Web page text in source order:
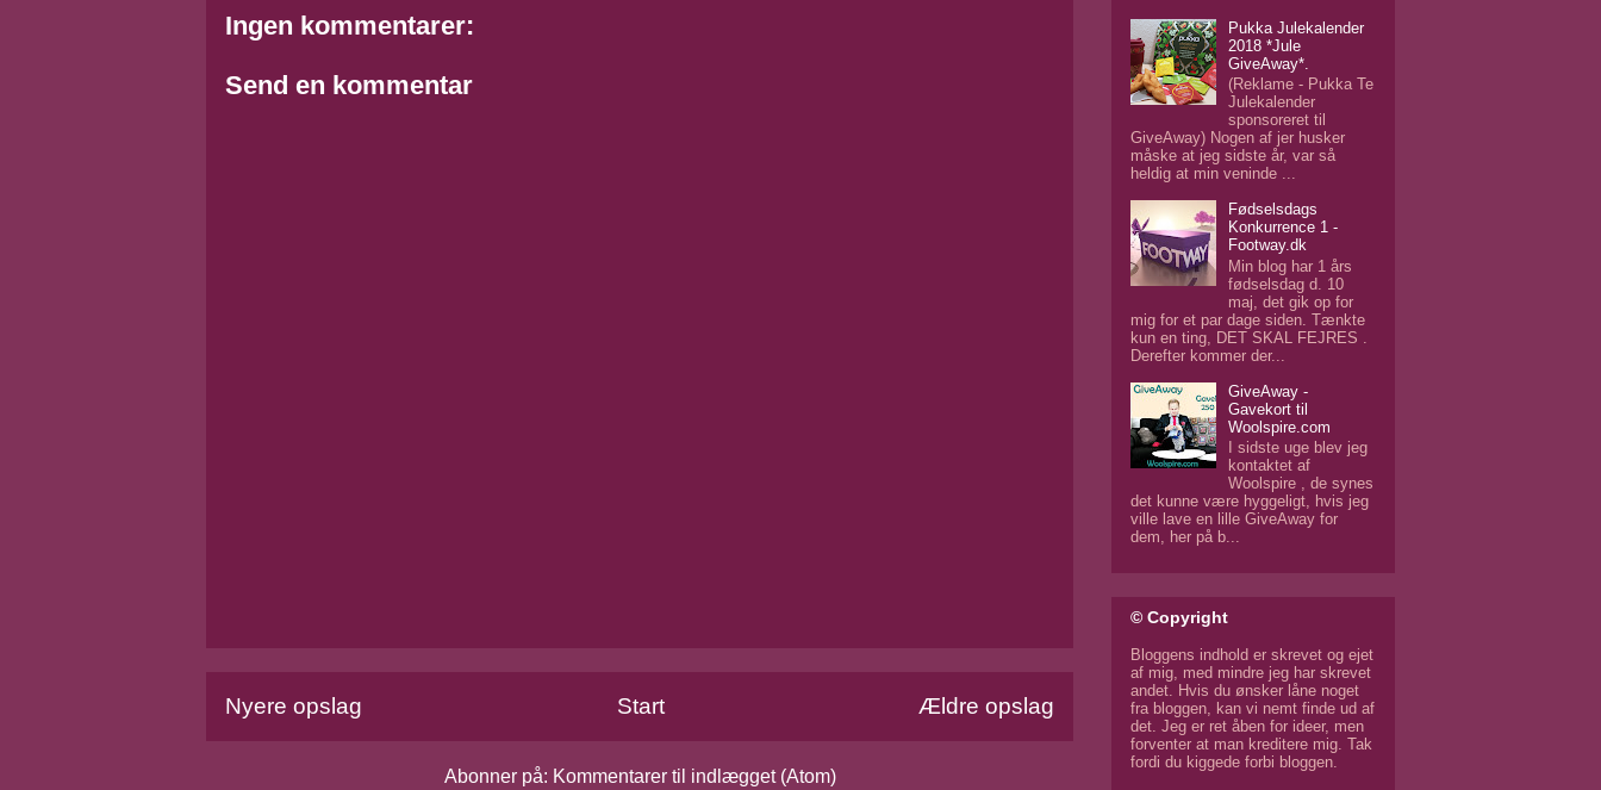
Ingen kommentarer:
Send en kommentar
Nyere opslag Ældre opslag
Start
Abonner på: Kommentarer til indlægget (Atom)
Pukka Julekalender
2018 *Jule
GiveAway*.
(Reklame - Pukka Te
Julekalender
sponsoreret til
GiveAway) Nogen af jer husker
måske at jeg sidste år, var så
heldig at min veninde ...
Fødselsdags
Konkurrence 1 -
Footway.dk
Min blog har 1 års
fødselsdag d. 10
maj, det gik op for
mig for et par dage siden. Tænkte
kun en ting, DET SKAL FEJRES .
Derefter kommer der...
GiveAway -
Gavekort til
Woolspire.com
I sidste uge blev jeg
kontaktet af
Woolspire , de synes
det kunne være hyggeligt, hvis jeg
ville lave en lille GiveAway for
dem, her på b...
© Copyright
Bloggens indhold er skrevet og ejet
af mig, med mindre jeg har skrevet
andet. Hvis du ønsker låne noget
fra bloggen, kan vi nemt finde ud af
det. Jeg er ret åben for ideer, men
forventer at man kreditere mig. Tak
fordi du kiggede forbi bloggen.